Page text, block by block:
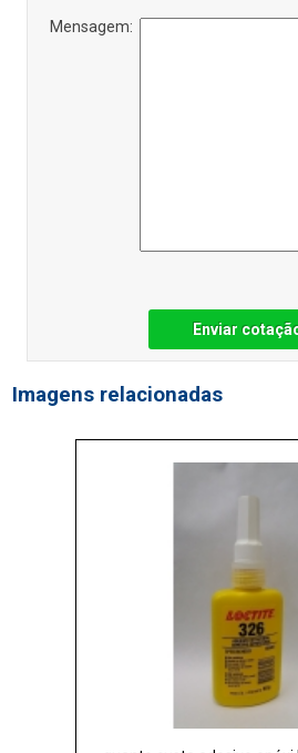
Mensagem:
Enviar
Imagens relacionadas